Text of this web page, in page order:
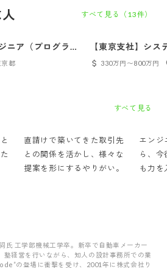
すべて見る（ 13件）
ニア（プログラ
京都
【東京支社】シス
330万円〜800万円
すべて見る
直請けで築いてきた取引先
との関係を活かし、様々な
提案を形にするやりがい。
エンジ
ら、
も力を
工学部機械工学卒。新卒で自動車メーカー
塾経営を行いながら、知人の設計事務所での業
の登場に衝撃を受け、2001年に株式会社り